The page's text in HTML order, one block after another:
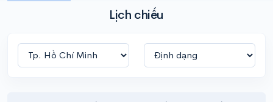
Lịch chiếu